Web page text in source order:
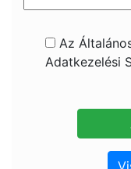
Az
Adatkezelési